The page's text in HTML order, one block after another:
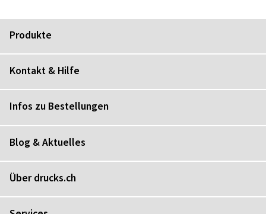
Produkte
Kontakt & Hilfe
Infos zu Bestellungen
Blog & Aktuelles
Über drucks.ch